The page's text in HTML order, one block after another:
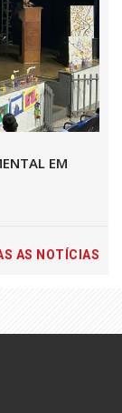
EM
AS NOTÍCIAS